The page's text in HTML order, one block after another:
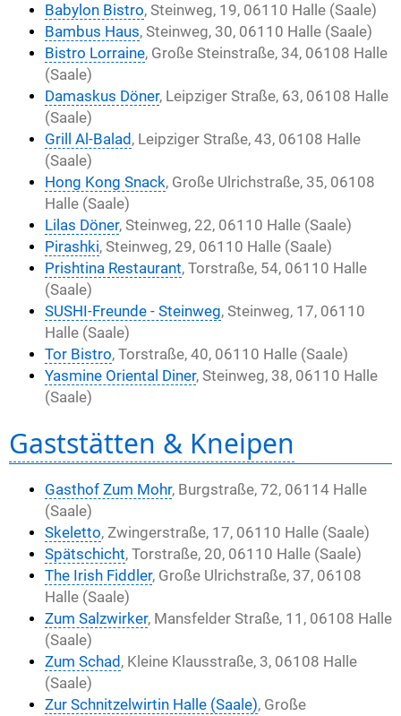
Babylon Bistro, Steinweg, 19, 06110 Halle (Saale)
Bambus Haus, Steinweg, 30, 06110 Halle (Saale)
Bistro Lorraine, Große Steinstraße, 34, 06108 Halle
(Saale)
Damaskus Döner, Leipziger Straße, 63, 06108 Halle
(Saale)
Grill Al-Balad , Leipziger Straße, 43, 06108 Halle
(Saale)
Hong Kong Snack, Große Ulrichstraße, 35, 06108
Halle (Saale)
Lilas Döner, Steinweg, 22, 06110 Halle (Saale)
Pirashki, Steinweg, 29, 06110 Halle (Saale)
Prishtina Restaurant, Torstraße, 54, 06110 Halle
(Saale)
SUSHI-Freunde - Steinweg, Steinweg, 17, 06110
Halle (Saale)
Tor Bistro, Torstraße, 40, 06110 Halle (Saale)
Yasmine Oriental Diner, Steinweg, 38, 06110 Halle
(Saale)
Gaststätten & Kneipen
Gasthof Zum Mohr, Burgstraße, 72, 06114 Halle
(Saale)
Skeletto, Zwingerstraße, 17, 06110 Halle (Saale)
Spätschicht, Torstraße, 20, 06110 Halle (Saale)
The Irish Fiddler, Große Ulrichstraße, 37, 06108
Halle (Saale)
Zum Salzwirker, Mansfelder Straße, 11, 06108 Halle
(Saale)
Zum Schad , Kleine Klausstraße, 3, 06108 Halle
(Saale)
Zur Schnitzelwirtin Halle (Saale), Große